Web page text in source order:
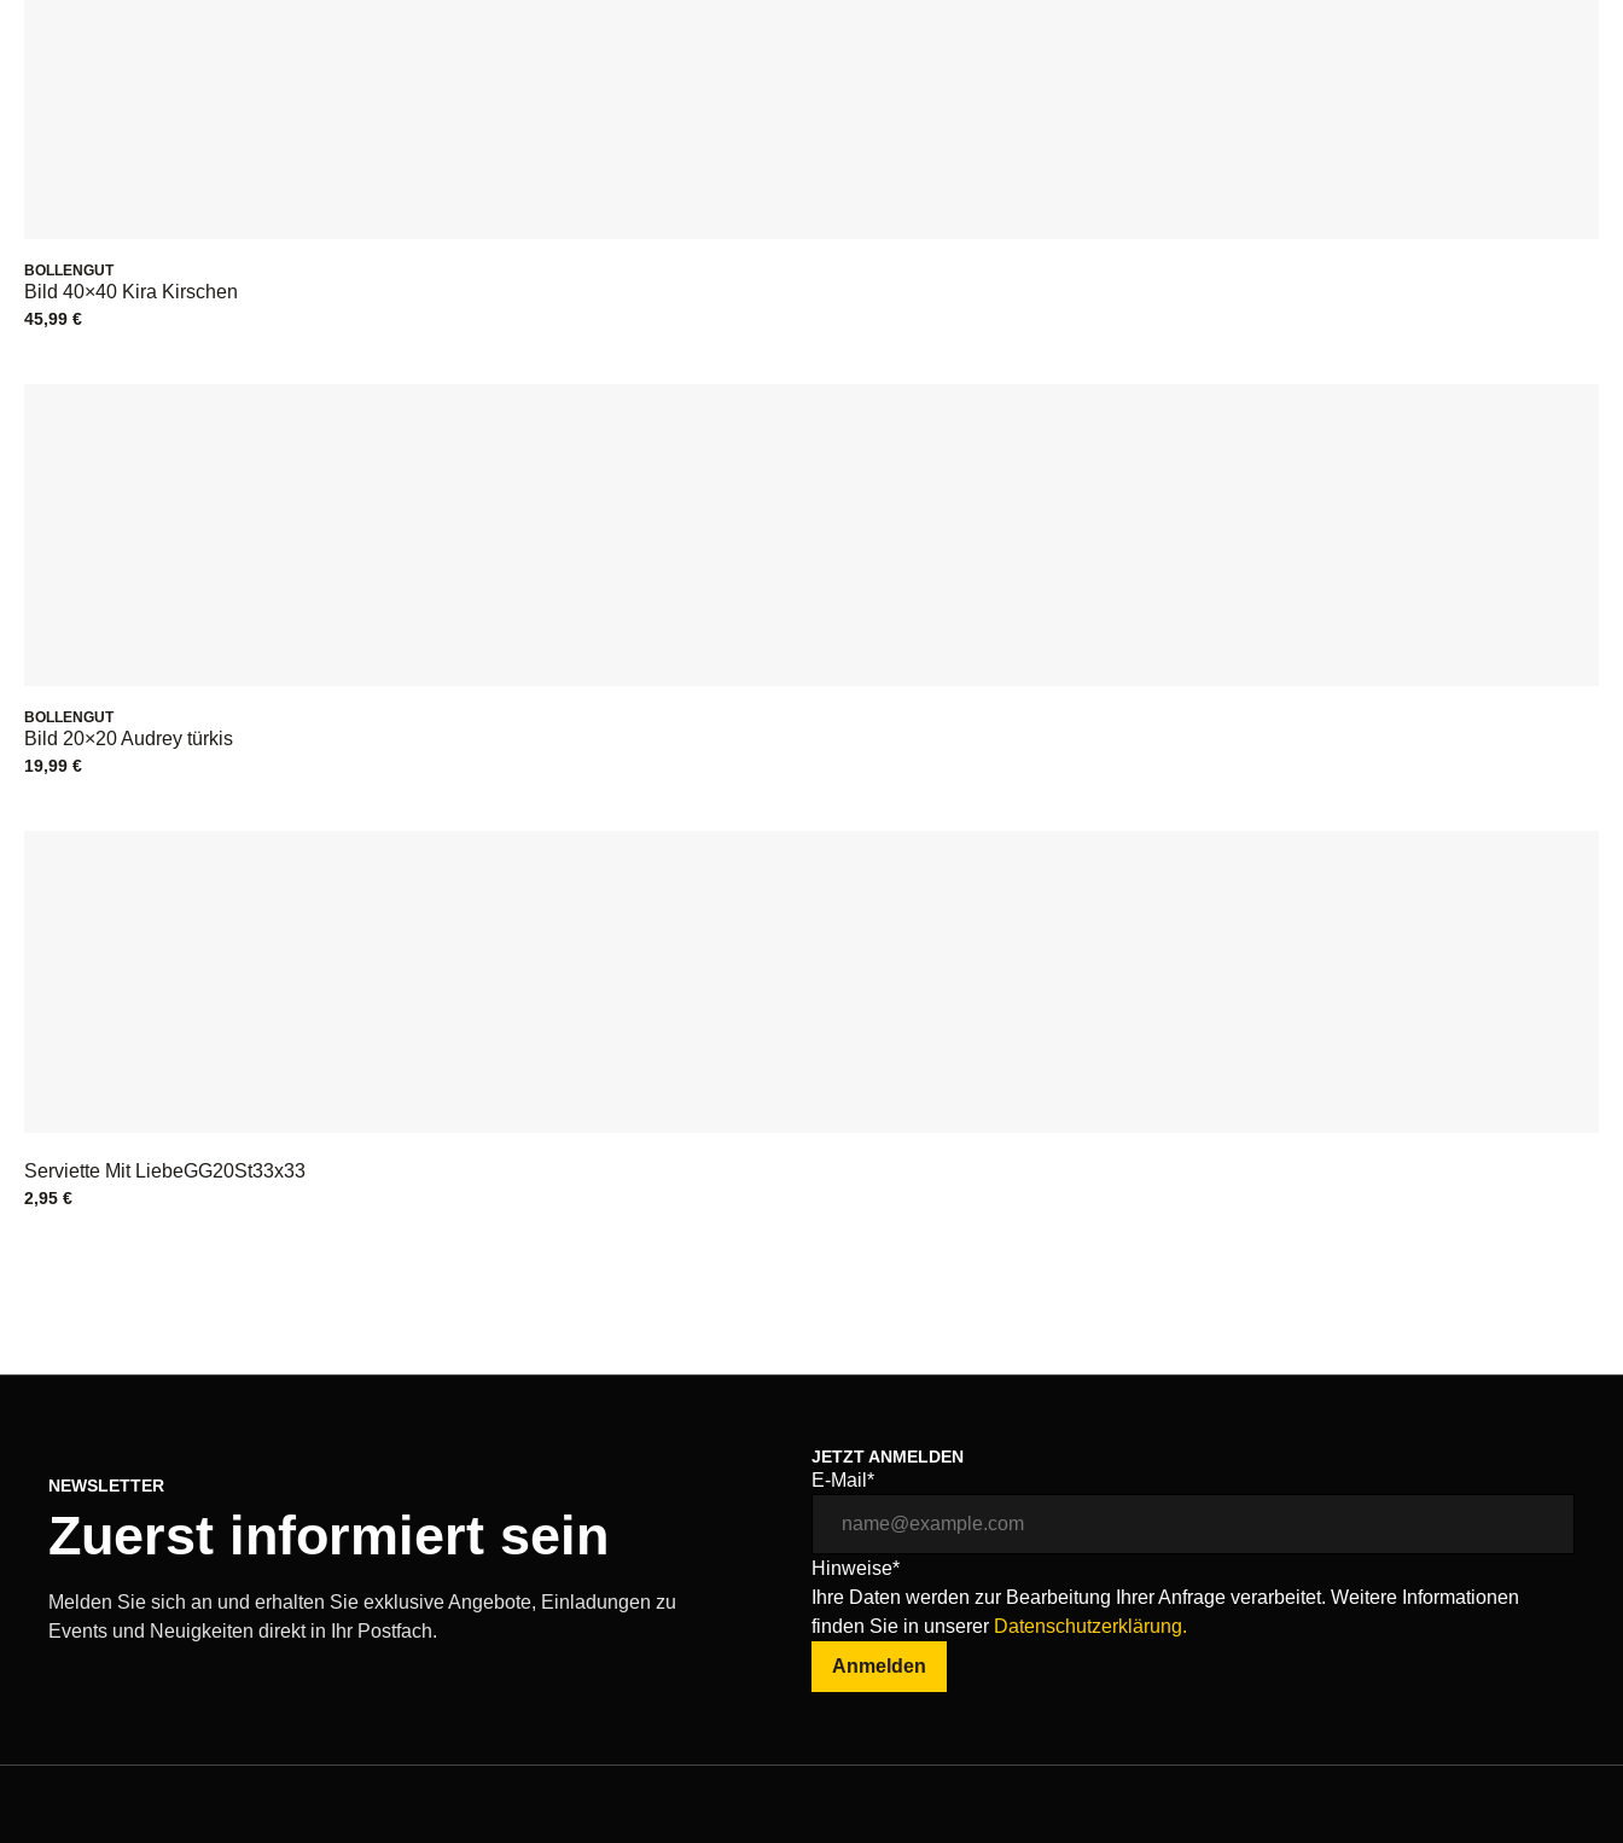
BOLLENGUT
Bild 40×40 Kira Kirschen
45,99 €
BOLLENGUT
Bild 20×20 Audrey türkis
19,99 €
Serviette Mit LiebeGG20St33x33
2,95 €
NEWSLETTER
Zuerst informiert sein
Melden Sie sich an und erhalten Sie exklusive Angebote, Einladungen zu
Events und Neuigkeiten direkt in Ihr Postfach.
JETZT ANMELDEN
E-Mail*
Hinweise*
Ihre Daten werden zur Bearbeitung Ihrer Anfrage verarbeitet. Weitere Informationen
finden Sie in unserer Datenschutzerklärung.
Anmelden